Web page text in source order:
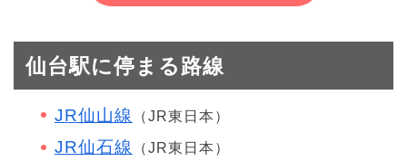
仙台駅に停まる路線
JR仙山線 （JR東日本）
JR仙石線 （JR東日本）